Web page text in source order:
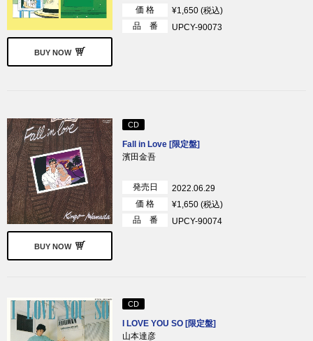
BUY NOW
価 格
¥1,650 (税込)
品 番
UPCY-90073
BUY NOW
CD
Fall in Love [限定盤]
濱田金吾
発売日
2022.06.29
価 格
¥1,650 (税込)
品 番
UPCY-90074
CD
I LOVE YOU SO [限定盤]
山本達彦